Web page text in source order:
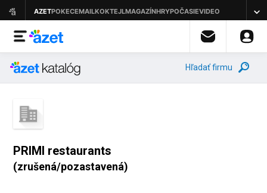
Hľadať firmu
PRIMI restaurants
(zrušená/pozastavená)